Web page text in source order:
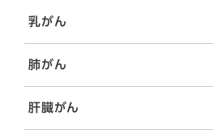
乳がん
肺がん
肝臓がん